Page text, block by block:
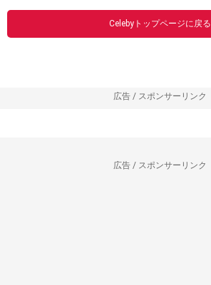
Celebyトップページに戻る
広告 / スポンサーリンク
広告 / スポンサーリンク